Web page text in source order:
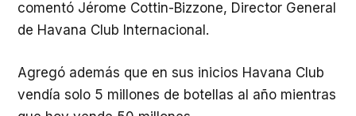
comentó Jérome Cottin-Bizzone, Director General
de Havana Club Internacional.
Agregó además que en sus inicios Havana Club
vendía solo 5 millones de botellas al año mientras